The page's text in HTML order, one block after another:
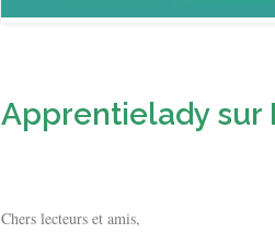
Apprentielady sur
Chers lecteurs et amis,